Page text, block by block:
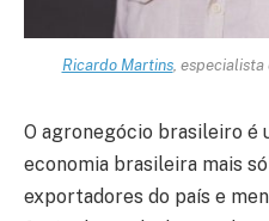
Ricardo Martins, especialista
O agronegócio brasileiro é
economia brasileira mais
exportadores do país e